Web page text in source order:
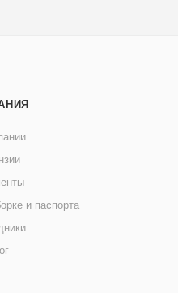
и паспорта